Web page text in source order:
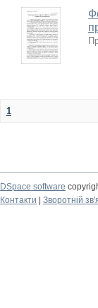
1
DSpace software
Контакти
Зворотній